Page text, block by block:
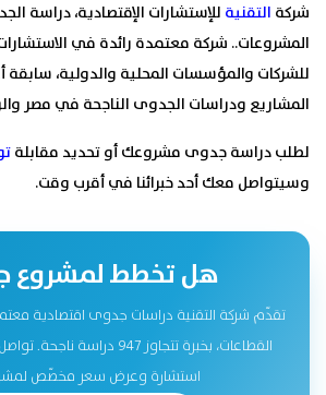
شركة التقنية للإستشارات الإقتصادية، دراسة
المشروعات.. شركة معتمدة رائدة في الاستشارات
للشركات والمؤسسات المحلية والدولية، سابقة
المشاريع ودراسات الجدوى الناجحة في مصر
لطلب دراسة جدوى مشروعك أو تحديد مقابلة
وسيتواصل معك أحد خبرائنا في أقرب وقت.
هل تخطط لمشروع
تقدّم شركة التقنية دراسات جدوى اقتصادية
القطاعات، بخبرة تتجاوز 947
استشارة وعرض سعر مخصّص